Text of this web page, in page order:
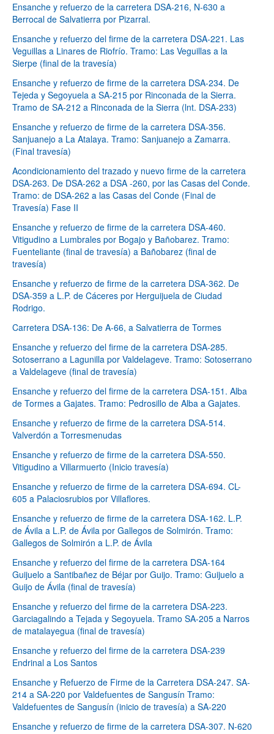
Ensanche y refuerzo de la carretera DSA-216, N-630 a
Berrocal de Salvatierra por Pizarral.
Ensanche y refuerzo del firme de la carretera DSA-221. Las
Veguillas a Linares de Riofrío. Tramo: Las Veguillas a la
Sierpe (final de la travesía)
Ensanche y refuerzo de firme de la carretera DSA-234. De
Tejeda y Segoyuela a SA-215 por Rinconada de la Sierra.
Tramo de SA-212 a Rinconada de la Sierra (lnt. DSA-233)
Ensanche y refuerzo de firme de la carretera DSA-356.
Sanjuanejo a La Atalaya. Tramo: Sanjuanejo a Zamarra.
(Final travesía)
Acondicionamiento del trazado y nuevo firme de la carretera
DSA-263. De DSA-262 a DSA -260, por las Casas del Conde.
Tramo: de DSA-262 a las Casas del Conde (Final de
Travesía) Fase II
Ensanche y refuerzo de firme de la carretera DSA-460.
Vitigudino a Lumbrales por Bogajo y Bañobarez. Tramo:
Fuenteliante (final de travesía) a Bañobarez (final de
travesía)
Ensanche y refuerzo de firme de la carretera DSA-362. De
DSA-359 a L.P. de Cáceres por Herguijuela de Ciudad
Rodrigo.
Carretera DSA-136: De A-66, a Salvatierra de Tormes
Ensanche y refuerzo del firme de la carretera DSA-285.
Sotoserrano a Lagunilla por Valdelageve. Tramo: Sotoserrano
a Valdelageve (final de travesía)
Ensanche y refuerzo del firme de la carretera DSA-151. Alba
de Tormes a Gajates. Tramo: Pedrosillo de Alba a Gajates.
Ensanche y refuerzo de firme de la carretera DSA-514.
Valverdón a Torresmenudas
Ensanche y refuerzo de firme de la carretera DSA-550.
Vitigudino a Villarmuerto (Inicio travesía)
Ensanche y refuerzo de firme de la carretera DSA-694. CL-
605 a Palaciosrubios por Villaflores.
Ensanche y refuerzo de firme de la carretera DSA-162. L.P.
de Ávila a L.P. de Ávila por Gallegos de Solmirón. Tramo:
Gallegos de Solmirón a L.P. de Ávila
Ensanche y refuerzo del firme de la carretera DSA-164
Guijuelo a Santibañez de Béjar por Guijo. Tramo: Guijuelo a
Guijo de Ávila (final de travesía)
Ensanche y refuerzo del firme de la carretera DSA-223.
Garciagalindo a Tejada y Segoyuela. Tramo SA-205 a Narros
de matalayegua (final de travesía)
Ensanche y refuerzo del firme de la carretera DSA-239
Endrinal a Los Santos
Ensanche y Refuerzo de Firme de la Carretera DSA-247. SA-
214 a SA-220 por Valdefuentes de Sangusín Tramo:
Valdefuentes de Sangusín (inicio de travesía) a SA-220
Ensanche y refuerzo de firme de la carretera DSA-307. N-620